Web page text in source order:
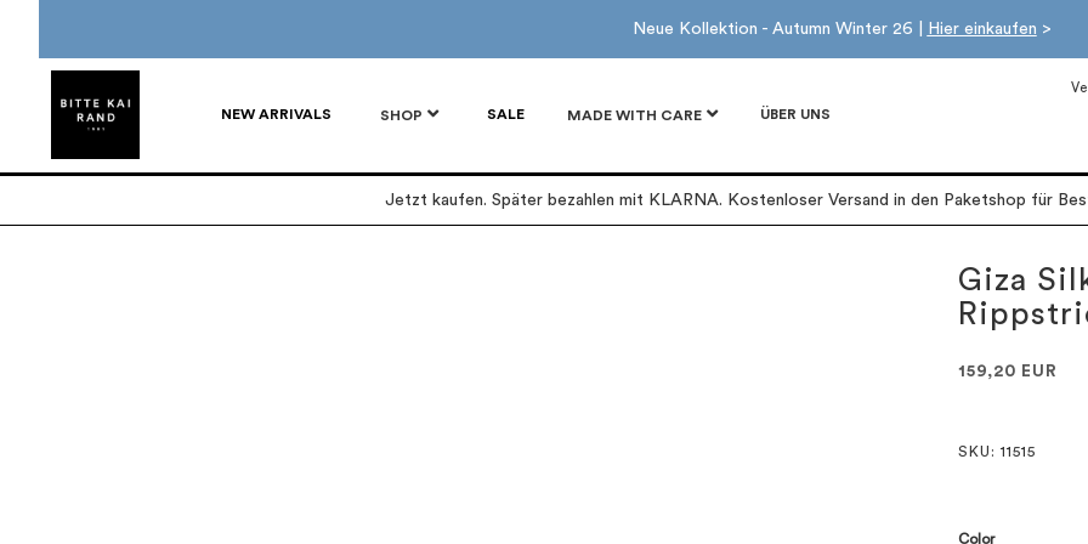
Neue Kollektion - Autumn Winter 26 | Hier einkaufen >
NEW ARRIVALS SHOP SALE MADE WITH CARE ÜBER UNS
Jetzt kaufen. Später bezahlen mit KLARNA. Kostenloser Versand in den Paketshop für
Giza
159,20 EUR
SKU : 11515
Color